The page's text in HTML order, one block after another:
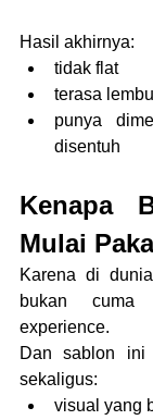
Hasil akhirnya:
tidak flat
terasa
punya
disentuh
Kenapa
Mulai
Karena di
bukan
experience.
Dan sablon ini
sekaligus:
visual yang